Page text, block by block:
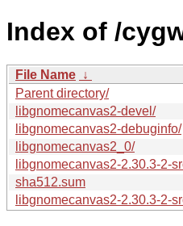
Index of /
File Name ↓
Parent directory/
libgnomecanvas2-devel/
libgnomecanvas2-debuginfo/
libgnomecanvas2_0/
libgnomecanvas2-2.30.3-2-
sha512.sum
libgnomecanvas2-2.30.3-2-